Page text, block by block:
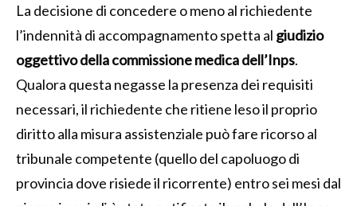
La decisione di concedere o meno al richiedente
l’indennità di accompagnamento spetta al giudizio
oggettivo della commissione medica dell’Inps.
Qualora questa negasse la presenza dei requisiti
necessari, il richiedente che ritiene leso il proprio
diritto alla misura assistenziale può fare ricorso al
tribunale competente (quello del capoluogo di
provincia dove risiede il ricorrente) entro sei mesi dal